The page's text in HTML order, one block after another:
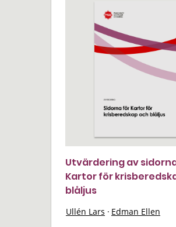
Utvärdering av
Kartor för
blåljus
Ullén Lars · Edman Ellen